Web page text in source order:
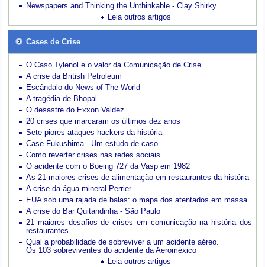
Newspapers and Thinking the Unthinkable - Clay Shirky
Leia outros artigos
Cases de Crise
O Caso Tylenol e o valor da Comunicação de Crise
A crise da British Petroleum
Escândalo do News of The World
A tragédia de Bhopal
O desastre do Exxon Valdez
20 crises que marcaram os últimos dez anos
Sete piores ataques hackers da história
Case Fukushima - Um estudo de caso
Como reverter crises nas redes sociais
O acidente com o Boeing 727 da Vasp em 1982
As 21 maiores crises de alimentação em restaurantes da história
A crise da água mineral Perrier
EUA sob uma rajada de balas: o mapa dos atentados em massa
A crise do Bar Quitandinha - São Paulo
21 maiores desafios de crises em comunicação na história dos
restaurantes
Qual a probabilidade de sobreviver a um acidente aéreo.
Os 103 sobreviventes do acidente da Aeroméxico
Leia outros artigos